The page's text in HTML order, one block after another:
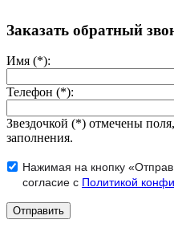
Заказать обратный
Имя (*):
Телефон (*):
Звездочкой (*) отмечены
заполнения.
Нажимая на кнопку
согласие с Политикой